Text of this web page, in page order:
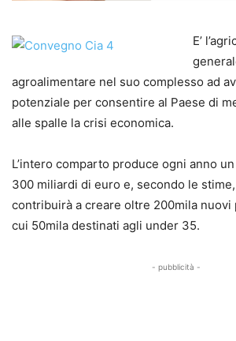
E’
agroalimentare nel suo complesso ad
potenziale per consentire al Paese di
alle spalle la crisi economica.
L’intero comparto produce ogni anno
300 miliardi di euro e, secondo le
contribuirà a creare oltre 200mila nuovi
cui 50mila destinati agli under 35.
- pubblicità -